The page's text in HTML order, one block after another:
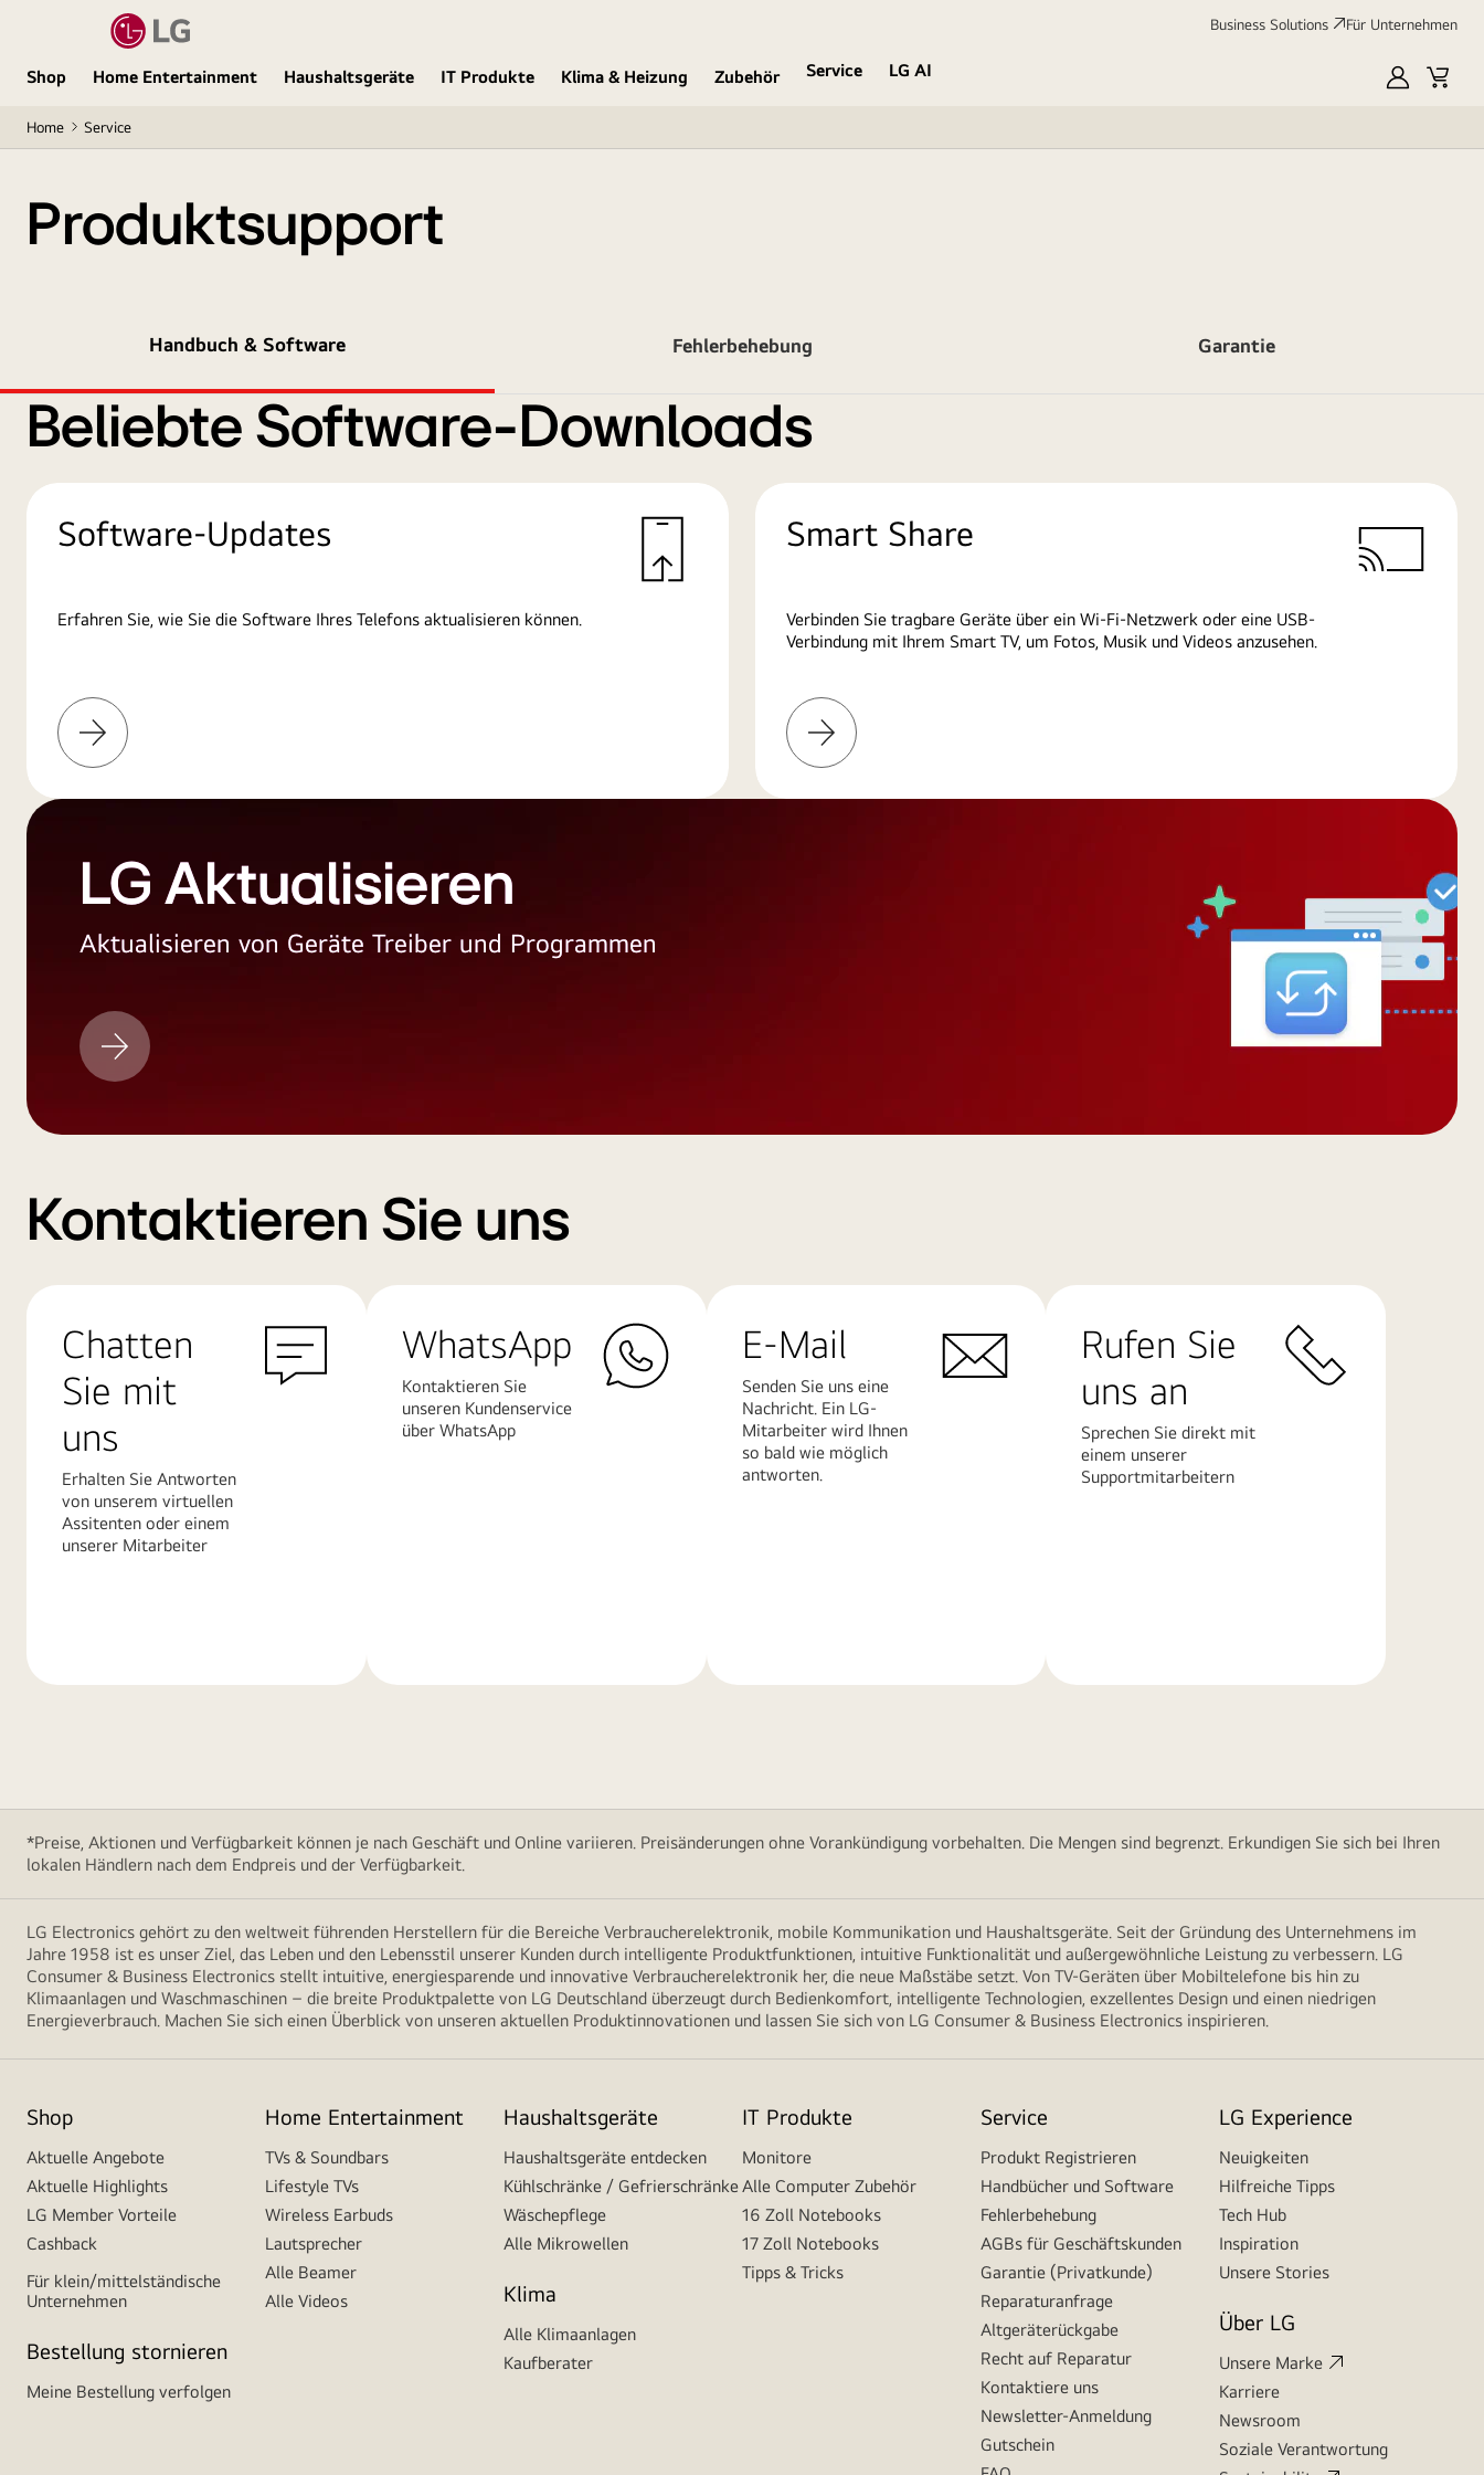
Business Solutions Für Unternehmen
Shop Home Entertainment Haushaltsgeräte IT Produkte Klima & Heizung Zubehör Service
LG AI
MyLGCart
Home Service
Produktsupport
Handbuch & Software Fehlerbehebung Garantie
Beliebte Software-Downloads
Software-Updates
Erfahren Sie, wie Sie die Software Ihres Telefons aktualisieren können.
Weitere
Informationen
Smart Share
Verbinden Sie tragbare Geräte über ein Wi-Fi-Netzwerk oder eine USB-
Verbindung mit Ihrem Smart TV, um Fotos, Musik und Videos anzusehen.
Weitere
Informationen
LG Aktualisieren
Aktualisieren von Geräte Treiber und Programmen
LG
Aktualisieren
Kontaktieren Sie uns
Chatten
Sie mit
uns
Erhalten Sie Antworten
von unserem virtuellen
Assitenten oder einem
unserer Mitarbeiter
WhatsApp
Kontaktieren Sie
unseren Kundenservice
über WhatsApp
E-Mail
Senden Sie uns eine
Nachricht. Ein LG-
Mitarbeiter wird Ihnen
so bald wie möglich
antworten.
Rufen Sie
uns an
Sprechen Sie direkt mit
einem unserer
Supportmitarbeitern
*Preise, Aktionen und Verfügbarkeit können je nach Geschäft und Online variieren. Preisänderungen ohne Vorankündigung vorbehalten. Die Mengen sind begrenzt. Erkundigen Sie sich bei Ihren
lokalen Händlern nach dem Endpreis und der Verfügbarkeit.
LG Electronics gehört zu den weltweit führenden Herstellern für die Bereiche Verbraucherelektronik, mobile Kommunikation und Haushaltsgeräte. Seit der Gründung des Unternehmens im
Jahre 1958 ist es unser Ziel, das Leben und den Lebensstil unserer Kunden durch intelligente Produktfunktionen, intuitive Funktionalität und außergewöhnliche Leistung zu verbessern. LG
Consumer & Business Electronics stellt intuitive, energiesparende und innovative Verbraucherelektronik her, die neue Maßstäbe setzt. Von TV-Geräten über Mobiltelefone bis hin zu
Klimaanlagen und Waschmaschinen – die breite Produktpalette von LG Deutschland überzeugt durch Bedienkomfort, intelligente Technologien, exzellentes Design und einen niedrigen
Energieverbrauch. Machen Sie sich einen Überblick von unseren aktuellen Produktinnovationen und lassen Sie sich von LG Consumer & Business Electronics inspirieren.
Shop
Aktuelle Angebote
Aktuelle Highlights
LG Member Vorteile
Cashback
Für klein/mittelständische
Unternehmen
Bestellung stornieren
Meine Bestellung verfolgen
Home Entertainment
TVs & Soundbars
Lifestyle TVs
Wireless Earbuds
Lautsprecher
Alle Beamer
Alle Videos
Haushaltsgeräte
Haushaltsgeräte entdecken
Kühlschränke / Gefrierschränke
Wäschepflege
Alle Mikrowellen
Klima
Alle Klimaanlagen
Kaufberater
IT Produkte
Monitore
Alle Computer Zubehör
16 Zoll Notebooks
17 Zoll Notebooks
Tipps & Tricks
Service
Produkt Registrieren
Handbücher und Software
Fehlerbehebung
AGBs für Geschäftskunden
Garantie (Privatkunde)
Reparaturanfrage
Altgeräterückgabe
Recht auf Reparatur
Kontaktiere uns
Newsletter-Anmeldung
Gutschein
LG Experience
Neuigkeiten
Hilfreiche Tipps
Tech Hub
Inspiration
Unsere Stories
Über LG
Unsere Marke
Karriere
Newsroom
Soziale Verantwortung